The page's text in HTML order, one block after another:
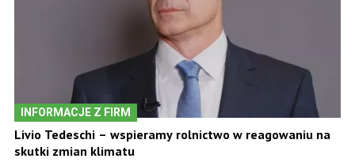
INFORMACJE Z FIRM
Livio Tedeschi – wspieramy rolnictwo w reagowaniu na
skutki zmian klimatu